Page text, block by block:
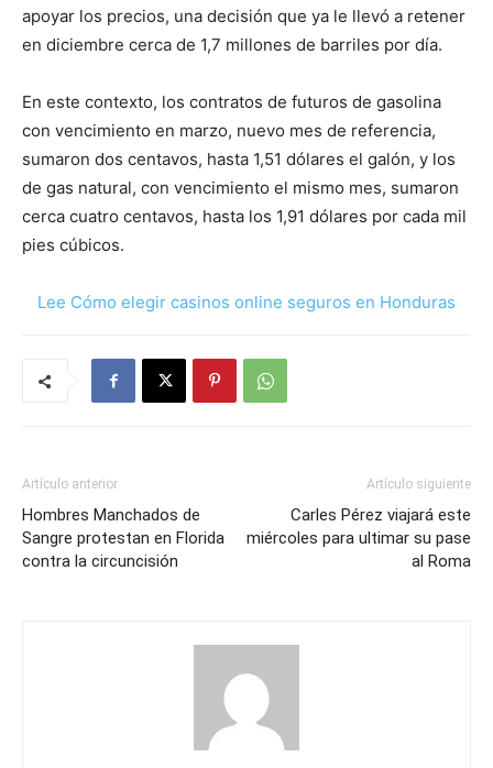
apoyar los precios, una decisión que ya le llevó a retener
en diciembre cerca de 1,7 millones de barriles por día.
En este contexto, los contratos de futuros de gasolina
con vencimiento en marzo, nuevo mes de referencia,
sumaron dos centavos, hasta 1,51 dólares el galón, y los
de gas natural, con vencimiento el mismo mes, sumaron
cerca cuatro centavos, hasta los 1,91 dólares por cada mil
pies cúbicos.
Lee Cómo elegir casinos online seguros en Honduras
Artículo anterior
Hombres Manchados de
Sangre protestan en Florida
contra la circuncisión
Artículo siguiente
Carles Pérez viajará este
miércoles para ultimar su pase
al Roma